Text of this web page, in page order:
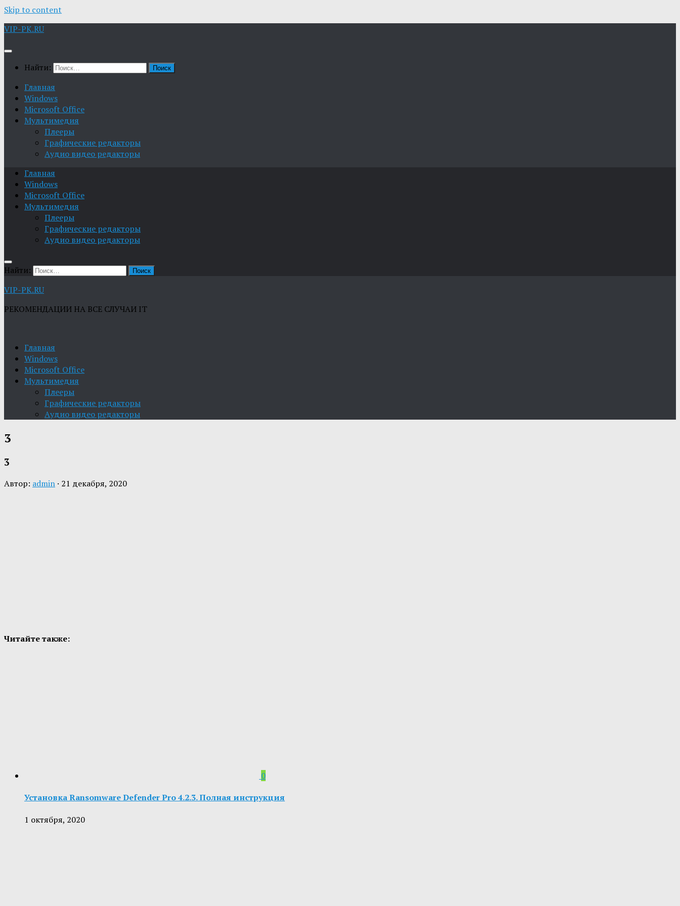
Skip to content
VIP-PK.RU
Найти:
Главная
Windows
Microsoft Office
Мультимедия
Плееры
Графические редакторы
Aудио видео редакторы
Главная
Windows
Microsoft Office
Мультимедия
Плееры
Графические редакторы
Aудио видео редакторы
Найти:
VIP-PK.RU
РЕКОМЕНДАЦИИ НА ВСЕ СЛУЧАИ IT
Главная
Windows
Microsoft Office
Мультимедия
Плееры
Графические редакторы
Aудио видео редакторы
3
3
Автор: admin · 21 декабря, 2020
Читайте также:
0
Установка Ransomware Defender Pro 4.2.3. Полная инструкция
1 октября, 2020